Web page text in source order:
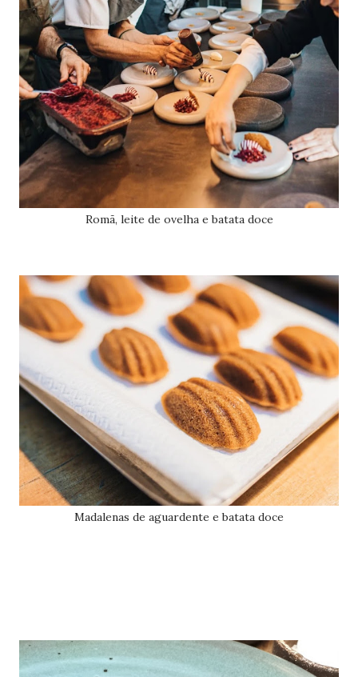
Romã, leite de ovelha e batata doce
Madalenas de aguardente e batata doce